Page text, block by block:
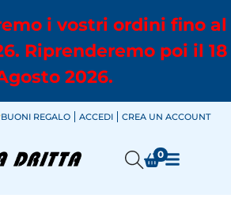
i vostri ordini fino al
Riprenderemo poi il 18
2026.
BUONI REGALO ACCEDI CREA UN ACCOUNT
0